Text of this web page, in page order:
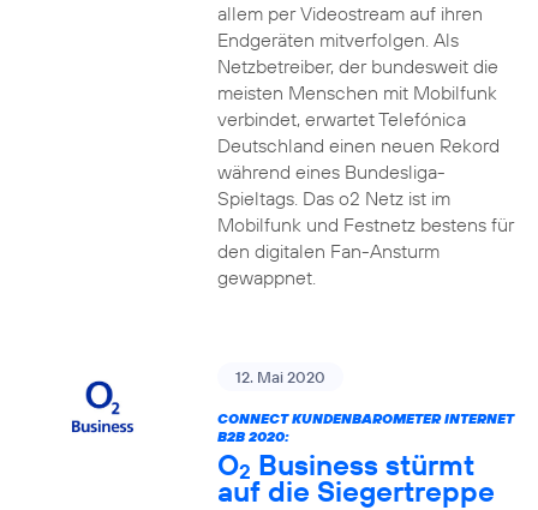
allem per Videostream auf ihren
Endgeräten mitverfolgen. Als
Netzbetreiber, der bundesweit die
meisten Menschen mit Mobilfunk
verbindet, erwartet Telefónica
Deutschland einen neuen Rekord
während eines Bundesliga-
Spieltags. Das o2 Netz ist im
Mobilfunk und Festnetz bestens für
den digitalen Fan-Ansturm
gewappnet.
12. Mai 2020
CONNECT KUNDENBAROMETER INTERNET
B2B 2020:
O2 Business stürmt
auf die Siegertreppe